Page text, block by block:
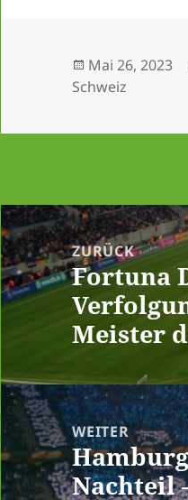
Veröffentlicht
am
Mai 26, 2023
Schweiz
Beitrags-
NavigationZURÜCK
Vorheriger
Beitrag:
Fortuna
Meister
WEITER
Nächster
Beitrag:
Nachteil